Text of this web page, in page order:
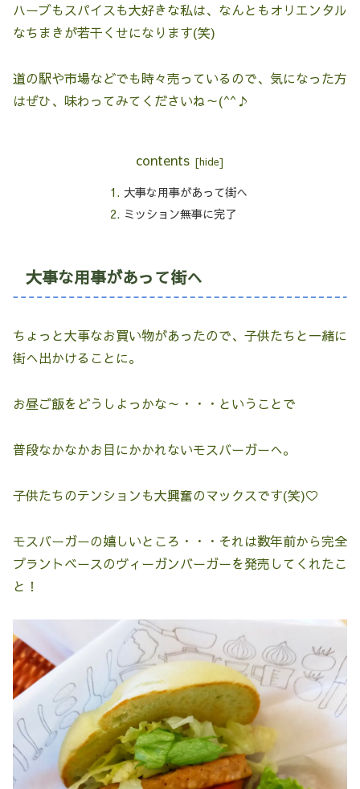
ハーブもスパイスも大好きな私は、なんともオリエンタル
なちまきが若干くせになります(笑)
道の駅や市場などでも時々売っているので、気になった方
はぜひ、味わってみてくださいね～(^^♪
contents
大事な用事があって街へ
ミッション無事に完了
大事な用事があって街へ
ちょっと大事なお買い物があったので、子供たちと一緒に
街へ出かけることに。
お昼ご飯をどうしよっかな～・・・ということで
普段なかなかお目にかかれないモスバーガーへ。
子供たちのテンションも大興奮のマックスです(笑)♡
モスバーガーの嬉しいところ・・・それは数年前から完全
プラントベースのヴィーガンバーガーを発売してくれたこ
と！